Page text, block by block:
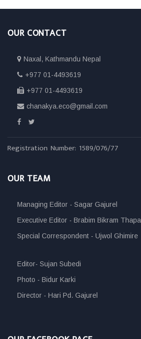
OUR CONTACT
Naxal, Kathmandu Nepal
+977 01-4493619
+977 01-4493619
chanakya.eco@gmail.com
Registration Number: 1589/076/77
OUR TEAM
Managing Editor - Sagar Gajurel
Executive Editor - Brabim Bikram Thapa
Special Correspondent - Ujwol Ghimire
Editor- Sujan Subedi
Photo - Bidur Karki
Director - Hari Pd. Gajurel